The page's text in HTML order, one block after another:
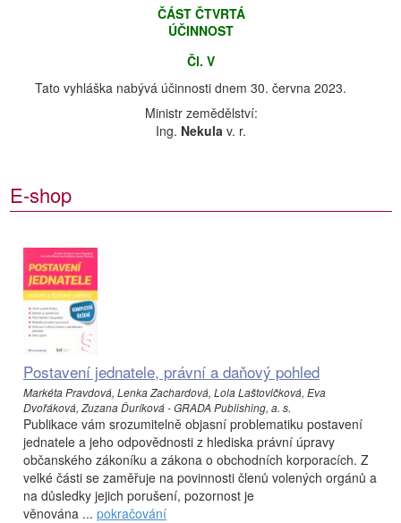
ČÁST ČTVRTÁ
ÚČINNOST
Čl. V
Tato vyhláška nabývá účinnosti dnem 30. června 2023.
Ministr zemědělství:
Ing. Nekula v. r.
E-shop
Postavení jednatele, právní a daňový pohled
Markéta Pravdová, Lenka Zachardová, Lola Laštovičková, Eva
Dvořáková, Zuzana Ďuríková - GRADA Publishing, a. s.
Publikace vám srozumitelně objasní problematiku postavení
jednatele a jeho odpovědnosti z hlediska právní úpravy
občanského zákoníku a zákona o obchodních korporacích. Z
velké části se zaměřuje na povinnosti členů volených orgánů a
na důsledky jejich porušení, pozornost je
věnována ... pokračování